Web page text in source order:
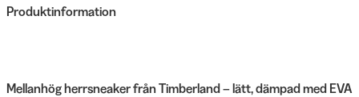
Produktinformation
Mellanhög herrsneaker från Timberland – lätt, dämpad med EVA